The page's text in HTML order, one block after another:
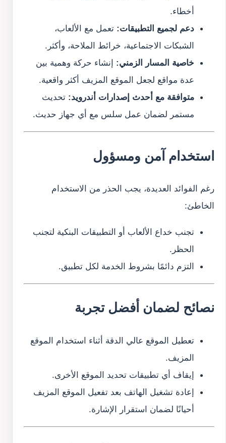
أخطاء.
دعم لجميع التطبيقات: تعمل مع الألعاب،
الشبكات الاجتماعية، خرائط الملاحة، وأكثر.
خاصية المسار الزمني: إنشاء حركة وهمية بين
عدة مواقع لجعل الموقع المزيف أكثر واقعية.
متوافقة مع أحدث إصدارات أندرويد: تحديث
مستمر لضمان عمل سلس مع أي جهاز حديث.
استخدام آمن ومسؤول
رغم الفوائد العديدة، يجب الحذر من الاستخدام
الخاطئ:
تجنب خداع الألعاب أو التطبيقات البنكية لتجنب
الحظر.
التزم دائمًا بشروط الخدمة لكل تطبيق.
نصائح لضمان أفضل تجربة
تعطيل الموقع عالي الدقة أثناء استخدام الموقع
المزيف.
إيقاف أي تطبيقات تحديد الموقع الأخرى.
إعادة تشغيل الهاتف بعد تفعيل الموقع المزيف
أحيانًا لضمان استقرار الإشارة.